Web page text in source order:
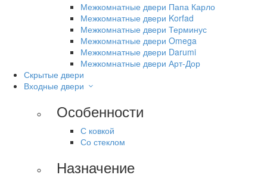
Межкомнатные двери Папа Карло
Межкомнатные двери Korfad
Межкомнатные двери Терминус
Межкомнатные двери Omega
Межкомнатные двери Darumi
Межкомнатные двери Арт-Дор
Скрытые двери
Входные двери
Особенности
С ковкой
Со стеклом
Назначение